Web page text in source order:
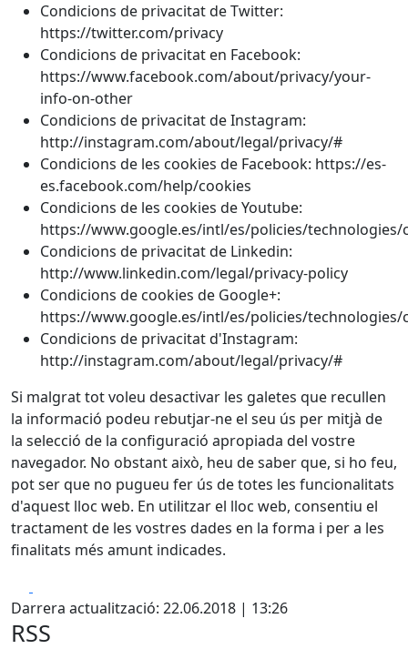
Condicions de privacitat de Twitter:
https://twitter.com/privacy
Condicions de privacitat en Facebook:
https://www.facebook.com/about/privacy/your-
info-on-other
Condicions de privacitat de Instagram:
http://instagram.com/about/legal/privacy/#
Condicions de les cookies de Facebook: https://es-
es.facebook.com/help/cookies
Condicions de les cookies de Youtube:
https://www.google.es/intl/es/policies/technologies/
Condicions de privacitat de Linkedin:
http://www.linkedin.com/legal/privacy-policy
Condicions de cookies de Google+:
https://www.google.es/intl/es/policies/technologies/
Condicions de privacitat d'Instagram:
http://instagram.com/about/legal/privacy/#
Si malgrat tot voleu desactivar les galetes que recullen
la informació podeu rebutjar-ne el seu ús per mitjà de
la selecció de la configuració apropiada del vostre
navegador. No obstant això, heu de saber que, si ho feu,
pot ser que no pugueu fer ús de totes les funcionalitats
d'aquest lloc web. En utilitzar el lloc web, consentiu el
tractament de les vostres dades en la forma i per a les
finalitats més amunt indicades.
Darrera actualització: 22.06.2018 | 13:26
RSS